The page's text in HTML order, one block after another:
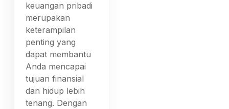
keuangan pribadi
merupakan
keterampilan
penting yang
dapat membantu
Anda mencapai
tujuan finansial
dan hidup lebih
tenang. Dengan